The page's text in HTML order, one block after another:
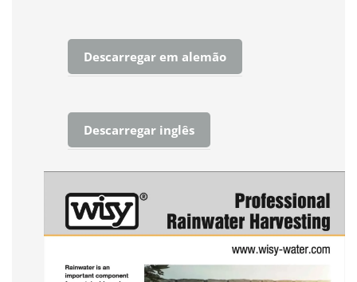
Descarregar em alemão
Descarregar inglês